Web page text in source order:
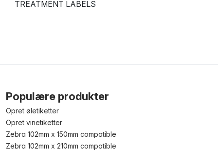
TREATMENT LABELS
Populære produkter
Opret øletiketter
Opret vinetiketter
Zebra 102mm x 150mm compatible
Zebra 102mm x 210mm compatible